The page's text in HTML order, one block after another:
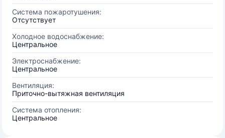
Система пожаротушения:
Отсутствует
Холодное водоснабжение:
Центральное
Электроснабжение:
Центральное
Вентиляция:
Приточно-вытяжная вентиляция
Система отопления:
Центральное